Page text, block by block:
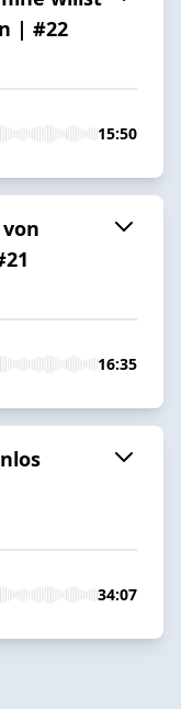
| #22
15:50
16:35
34:07